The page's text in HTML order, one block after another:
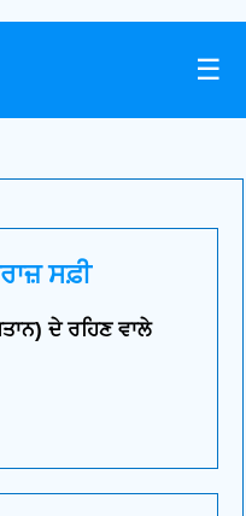
☰
ਸਫ਼ੀ
ਦੇ ਰਹਿਣ ਵਾਲੇ